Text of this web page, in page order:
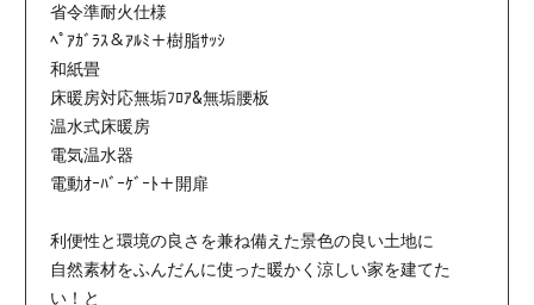
省令準耐火仕様
ﾍﾟｱｶﾞﾗｽ＆ｱﾙﾐ＋樹脂ｻｯｼ
和紙畳
床暖房対応無垢ﾌﾛｱ&無垢腰板
温水式床暖房
電気温水器
電動ｵｰﾊﾞｰｹﾞｰﾄ＋開扉
利便性と環境の良さを兼ね備えた景色の良い土地に
自然素材をふんだんに使った暖かく涼しい家を建てた
い！と